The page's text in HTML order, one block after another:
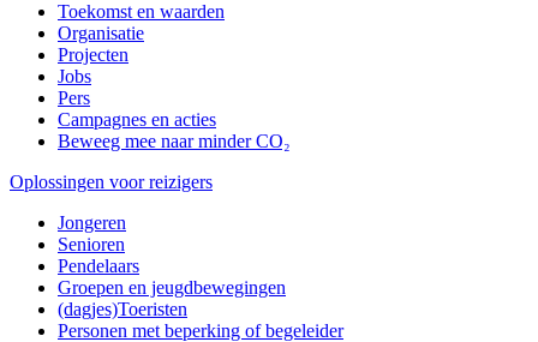
Toekomst en waarden
Organisatie
Projecten
Jobs
Pers
Campagnes en acties
Beweeg mee naar minder CO₂
Oplossingen voor reizigers
Jongeren
Senioren
Pendelaars
Groepen en jeugdbewegingen
(dagjes)Toeristen
Personen met beperking of begeleider